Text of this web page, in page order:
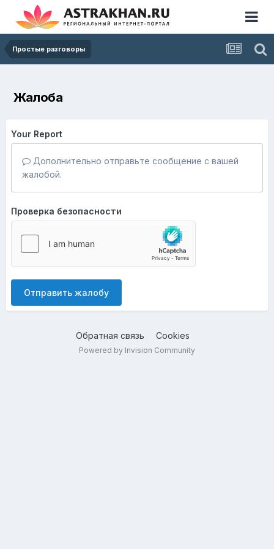
Простые разговоры
Жалоба
Your Report
Дополнительно отправьте сообщение с вашей
жалобой.
Проверка безопасности
Отправить жалобу
Обратная связь Cookies
Powered by Invision Community